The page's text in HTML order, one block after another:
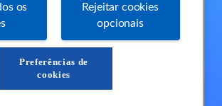
E-mail
os
Rejeitar cookies
opcionais
Preferências de
cookies